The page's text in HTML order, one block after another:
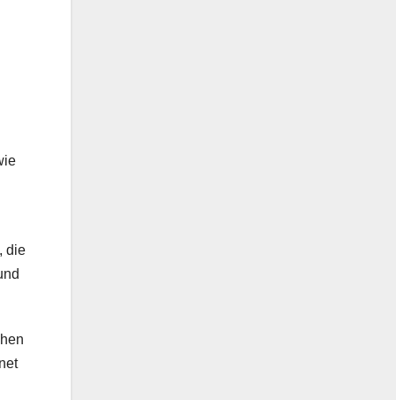
die